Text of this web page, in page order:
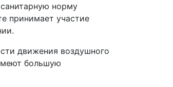
норму
принимает участие
движения воздушного
большую